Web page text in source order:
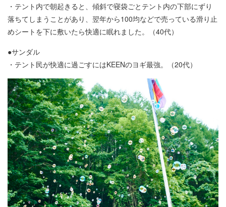
・テント内で朝起きると、傾斜で寝袋ごとテント内の下部にずり
落ちてしまうことがあり、翌年から100均などで売っている滑り止
めシートを下に敷いたら快適に眠れました。（40代）
●サンダル
・テント民が快適に過ごすにはKEENのヨギ最強。（20代）